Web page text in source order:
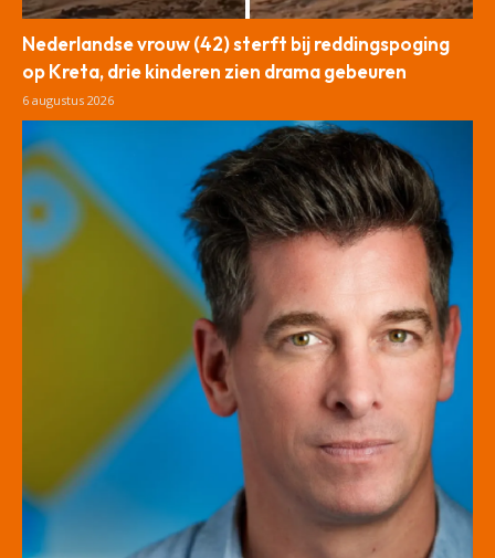
Nederlandse vrouw (42) sterft bij reddingspoging
op Kreta, drie kinderen zien drama gebeuren
6 augustus 2026